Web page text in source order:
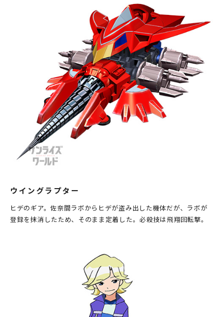
ウイングラプター
ヒデのギア。佐奈間ラボからヒデが盗み出した機体だが、ラボが
登録を抹消したため、そのまま定着した。必殺技は飛翔回転撃。